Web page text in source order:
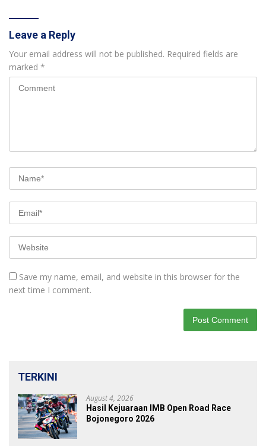
Leave a Reply
Your email address will not be published. Required fields are
marked *
Save my name, email, and website in this browser for the
next time I comment.
TERKINI
August 4, 2026
Hasil Kejuaraan IMB Open Road Race
Bojonegoro 2026